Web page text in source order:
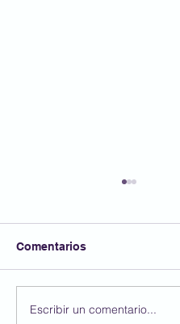
Bon estiu!
Comentarios
Escribir un comentario...